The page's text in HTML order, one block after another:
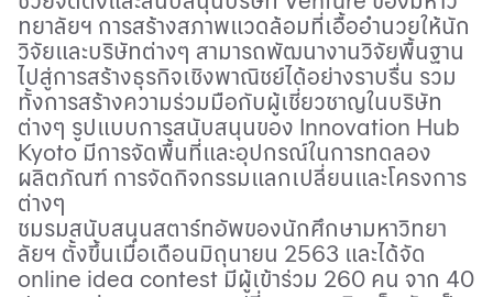
ทยาลัยฯ การสร้างสภาพแวดล้อมที่เอื้ออำนวยให้นัก
วิจัยและบริษัทต่างๆ สามารถพัฒนางานวิจัยพื้นฐาน
ไปสู่การสร้างธุรกิจเชิงพาณิชย์ได้อย่างราบรื่น รวม
ทั้งการสร้างความร่วมมือกับผู้เชี่ยวชาญในบริษัท
ต่างๆ รูปแบบการสนับสนุนของ Innovation Hub
Kyoto มีการจัดพื้นที่และอุปกรณ์ในการทดลอง
ผลิตภัณฑ์ การจัดกิจกรรมแลกเปลี่ยนและโครงการ
ต่างๆ
ชมรมสนับสนุนสตาร์ทอัพของนักศึกษามหาวิทยา
ลัยฯ ตั้งขึ้นเมื่อเดือนมิถุนายน 2563 และได้จัด
online idea contest มีผู้เข้าร่วม 260 คน จาก 40